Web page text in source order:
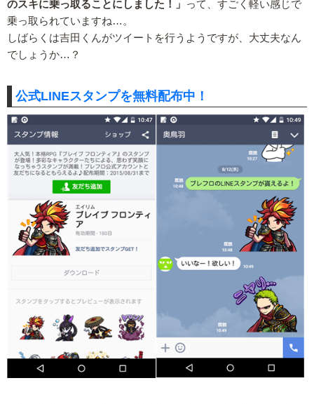
のスキに乗っ取ることにしました！」
って、すごく軽い感じで
乗っ取られていますね…。
しばらくは吉田くんがツイートを行うようですが、大丈夫なん
でしょうか…？
公式LINEスタンプを無料配布中！